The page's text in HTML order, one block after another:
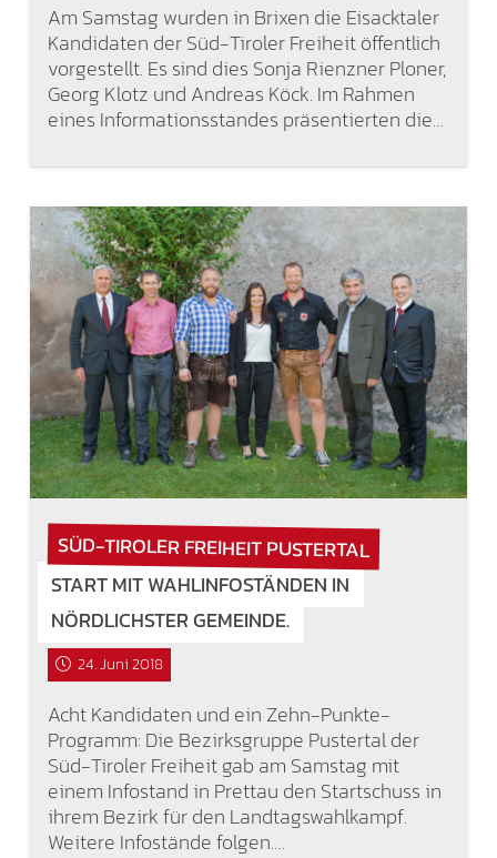
Am Samstag wurden in Brixen die Eisacktaler
Kandidaten der Süd-Tiroler Freiheit öffentlich
vorgestellt. Es sind dies Sonja Rienzner Ploner,
Georg Klotz und Andreas Köck. Im Rahmen
eines Informationsstandes präsentierten die…
SÜD-TIROLER FREIHEIT PUSTERTAL
START MIT WAHLINFOSTÄNDEN IN
NÖRDLICHSTER GEMEINDE.
24. Juni 2018
Acht Kandidaten und ein Zehn-Punkte-
Programm: Die Bezirksgruppe Pustertal der
Süd-Tiroler Freiheit gab am Samstag mit
einem Infostand in Prettau den Startschuss in
ihrem Bezirk für den Landtagswahlkampf.
Weitere Infostände folgen.…